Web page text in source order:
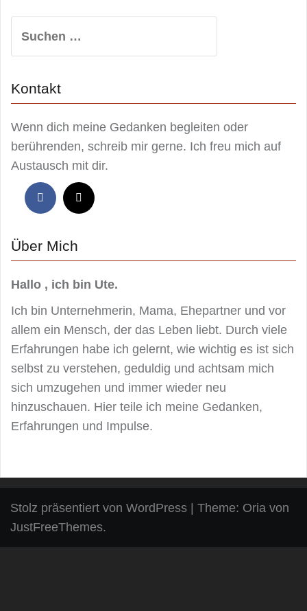
nach:
Kontakt
Wenn dich meine Gedanken begleiten oder
berührenden, schreib mir gerne. Ich freu mich auf
Austausch mit dir.
Über Mich
Hallo , ich bin Ute.
Ich bin Unternehmerin, Mama, Ehepartner und vor
allem ein Mensch, der das Leben liebt. Durch viele
Erfahrungen habe ich gelernt, wie wichtig es ist sich
selbst zu verstehen, geduldig und achtsam mich
sich umzugehen und immer wieder neu
hinzuschauen. Hier teile ich meine Gedanken,
Erfahrungen und Impulse.
Stolz präsentiert von WordPress Theme: Oria von
JustFreeThemes.